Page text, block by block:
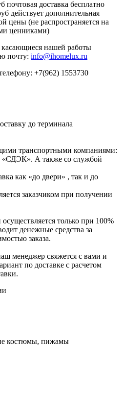
почтовая доставка бесплатно
действует дополнительная
цены (не распространяется на
ценниками)
нашей работы
почту: info@ihomelux.ru
+7(962) 1553730
до терминала
транспортными компаниями:
А также со службой
как «до двери» , так и до
заказчиком при получении
только при 100%
денежные средства за
заказа.
менеджер свяжется с вами и
по доставке с расчетом
костюмы, пижамы